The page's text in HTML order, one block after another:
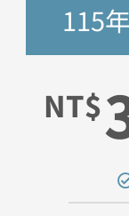
115
NT$